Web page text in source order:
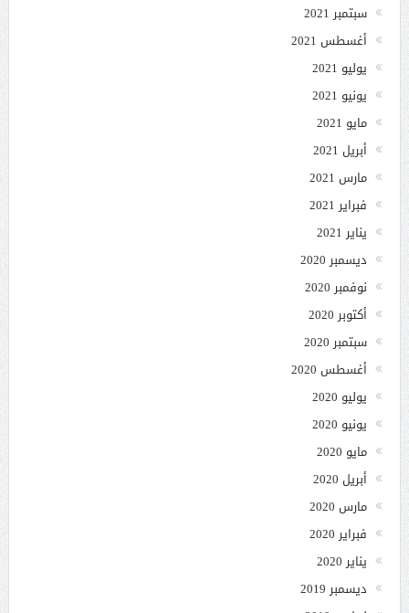
سبتمبر 2021
أغسطس 2021
يوليو 2021
يونيو 2021
مايو 2021
أبريل 2021
مارس 2021
فبراير 2021
يناير 2021
ديسمبر 2020
نوفمبر 2020
أكتوبر 2020
سبتمبر 2020
أغسطس 2020
يوليو 2020
يونيو 2020
مايو 2020
أبريل 2020
مارس 2020
فبراير 2020
يناير 2020
ديسمبر 2019